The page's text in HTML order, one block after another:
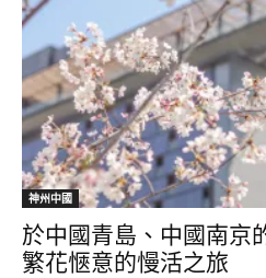
神州中國
於中國青島、中國南京
繁花愜意的慢活之旅